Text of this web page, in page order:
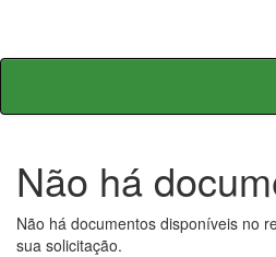
Skip
Não há
Não há documentos disponíveis no
sua solicitação.